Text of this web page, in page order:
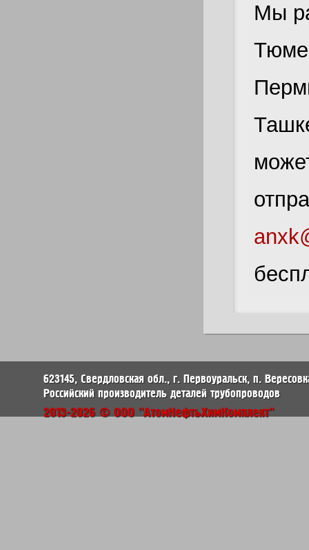
Мы
623145, Свердловская обл., г. Первоуральск, п.
Российский производитель деталей трубопроводов
2013-2026 © ООО "АтомНефтьХимКомплект"